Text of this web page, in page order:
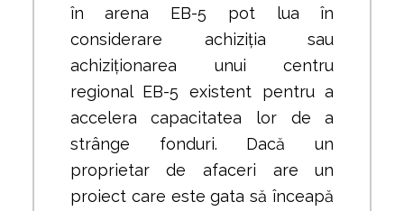
în arena EB-5 pot lua în
considerare achiziția sau
achiziționarea unui centru
regional EB-5 existent pentru a
accelera capacitatea lor de a
strânge fonduri. Dacă un
proprietar de afaceri are un
proiect care este gata să înceapă